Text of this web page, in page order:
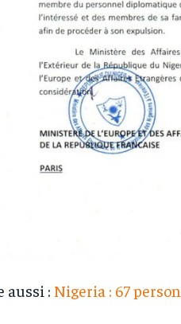
aussi : Nigeria : 67